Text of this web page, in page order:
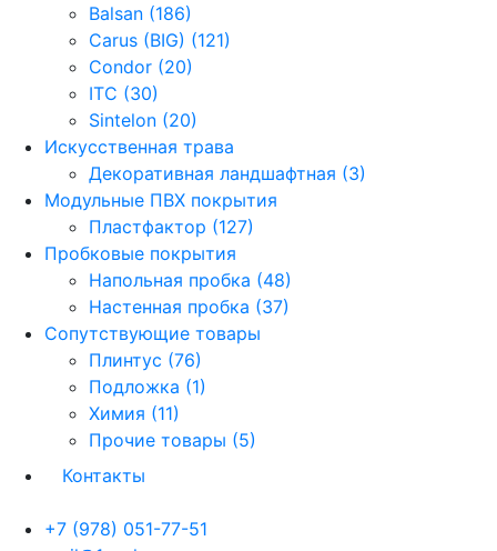
Balsan (186)
Carus (BIG) (121)
Condor (20)
ITC (30)
Sintelon (20)
Искусственная трава
Декоративная ландшафтная (3)
Модульные ПВХ покрытия
Пластфактор (127)
Пробковые покрытия
Напольная пробка (48)
Настенная пробка (37)
Сопутствующие товары
Плинтус (76)
Подложка (1)
Химия (11)
Прочие товары (5)
Контакты
+7 (978) 051-77-51